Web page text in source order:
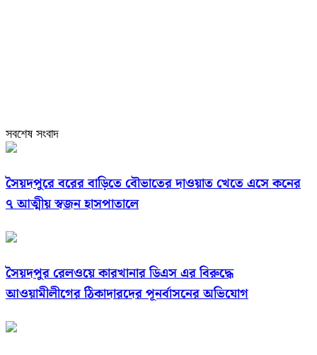
সবশেষ সংবাদ
সৈয়দপুরে বরের বাড়িতে বৌভাতের দাওয়াত খেতে এসে কনের
৭ আত্মীয় স্বজন হাসপাতালে
সৈয়দপুর রেলওয়ে কারখানার ডিএস এর বিরুদ্ধে
আওয়ামীলীগের ঠিকাদারদের পূনর্বাসনের অভিযোগ